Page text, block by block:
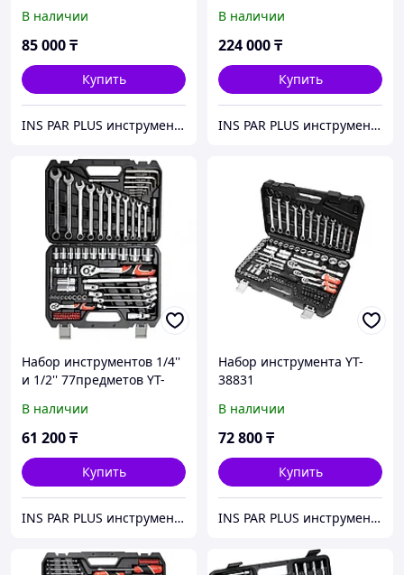
В наличии
85 000₸
Купить
INS PAR PLUS инструмент профессиональный
В наличии
224 000₸
Купить
INS PAR PLUS инструмент профессиональный
Набор инструментов 1/4''
и 1/2'' 77предметов YT-
В наличии
61 200₸
Купить
INS PAR PLUS инструмент профессиональный
Набор инструмента YT-
38831
В наличии
72 800₸
Купить
INS PAR PLUS инструмент профессиональный